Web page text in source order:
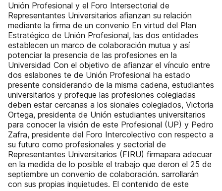
Unión Profesional y el Foro Intersectorial de
Representantes Universitarios afianzan su relación
mediante la firma de un convenio En virtud del Plan
Estratégico de Unión Profesional, las dos entidades
establecen un marco de colaboración mutua y así
potenciar la presencia de las profesiones en la
Universidad Con el objetivo de afianzar el vínculo entre
dos eslabones te de Unión Profesional ha estado
presente considerando de la misma cadena, estudiantes
universitarios y profeque las profesiones colegiadas
deben estar cercanas a los sionales colegiados, Victoria
Ortega, presidenta de Unión estudiantes universitarios
para conocer la visión de este Profesional (UP) y Pedro
Zafra, presidente del Foro Intercolectivo con respecto a
su futuro como profesionales y sectorial de
Representantes Universitarios (FIRU) firmapara adecuar
en la medida de lo posible el trabajo que deron el 25 de
septiembre un convenio de colaboración. sarrollarán
con sus propias inquietudes. El contenido de este